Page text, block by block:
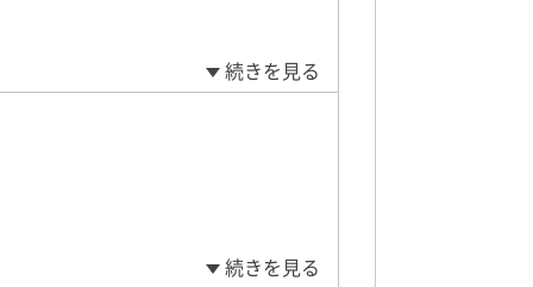
続きを見る
続きを見る